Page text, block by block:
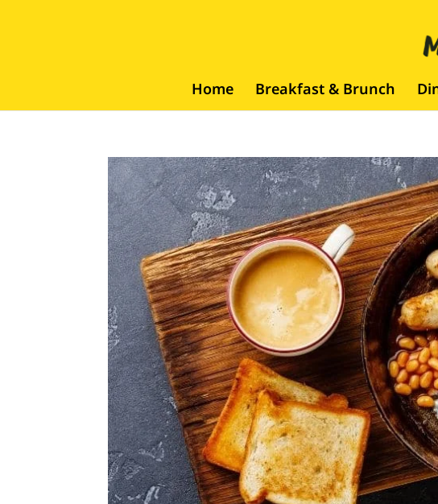
Home Breakfast & Brunch